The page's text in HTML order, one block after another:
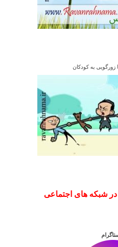
زورگویی به کودکان
شبکه های اجتماعی